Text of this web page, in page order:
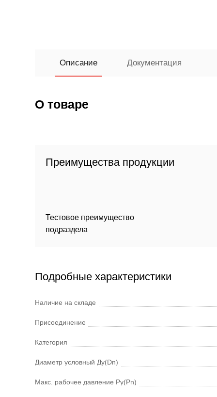
Описание Документация
О товаре
Преимущества продукции
Тестовое преимущество
подраздела
Подробные характеристики
Наличие на складе
Присоединение
Категория
Диаметр условный Ду(Dn)
Макс. рабочее давление Ру(Pn)